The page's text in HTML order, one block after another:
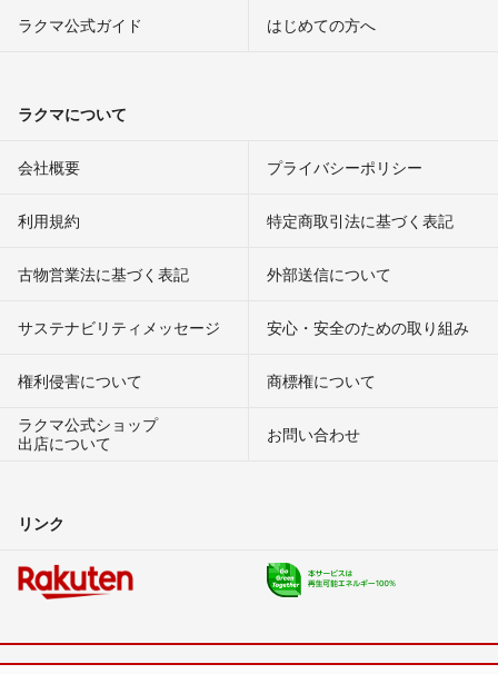
ラクマ公式ガイド はじめての方へ
ラクマについて
会社概要 プライバシーポリシー
利用規約 特定商取引法に基づく表記
古物営業法に基づく表記 外部送信について
サステナビリティメッセージ 安心・安全のための取り組み
権利侵害について
商標権について
ラクマ公式ショップ
出店について
お問い合わせ
リンク